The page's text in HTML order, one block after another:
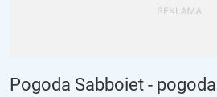
Pogoda Sabboiet -